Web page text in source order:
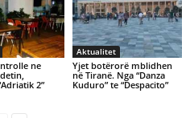
ne
2”
Aktualitet
Yjet botërorë mblidhen
në Tiranë. Nga “Danza
Kuduro” te “Despacito”